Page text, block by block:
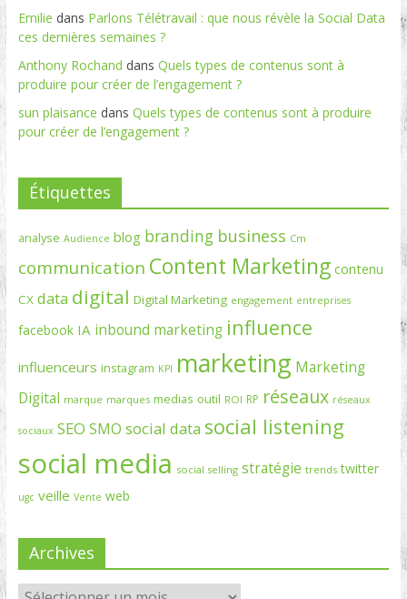
Emilie dans Parlons Télétravail : que nous révèle la Social Data
ces dernières semaines ?
Anthony Rochand dans Quels types de contenus sont à
produire pour créer de l’engagement ?
sun plaisance dans Quels types de contenus sont à produire
pour créer de l’engagement ?
Étiquettes
analyse Audience blog branding business Cm
communication Content Marketing contenu
CX data digital Digital Marketing engagement entreprises
facebook IA inbound marketing influence
influenceurs instagram KPI marketing Marketing
Digital marque marques medias outil ROI RP réseaux réseaux
sociaux SEO SMO social data social listening
social media social selling stratégie trends twitter
ugc veille Vente web
Archives